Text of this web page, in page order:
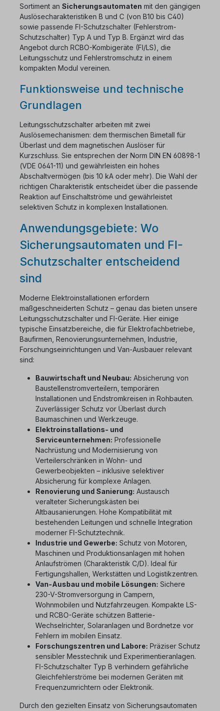
Sortiment an Sicherungsautomaten mit den gängigen
Auslösecharakteristiken B und C (von B10 bis C40)
sowie passende FI-Schutzschalter (Fehlerstrom-
Schutzschalter) Typ A und Typ B. Ergänzt wird das
Angebot durch RCBO-Kombigeräte (FI/LS), die
Leitungsschutz und Fehlerstromschutz in einem
kompakten Modul vereinen.
Funktionsweise und technische
Grundlagen
Leitungsschutzschalter arbeiten mit zwei
Auslösemechanismen: dem thermischen Bimetall für
Überlast und dem magnetischen Auslöser für
Kurzschluss. Sie entsprechen der Norm DIN EN 60898-1
(VDE 0641-11) und gewährleisten ein hohes
Abschaltvermögen (bis 10 kA oder mehr). Die Wahl der
richtigen Charakteristik entscheidet über die passende
Reaktion auf Einschaltströme und gewährleistet
selektiven Schutz in komplexen Installationen.
Anwendungsgebiete: Wo
Sicherungsautomaten und FI-
Schutzschalter entscheidend
sind
Moderne Elektroinstallationen erfordern
maßgeschneiderten Schutz – genau das bieten unsere
Leitungsschutzschalter und FI-Geräte. Hier einige
typische Einsatzbereiche, die für Elektrofachbetriebe,
Baufirmen, Renovierungsunternehmen, Industrie,
Forschungseinrichtungen und Van-Ausbauer relevant
sind:
Bauwirtschaft und Neubau: Absicherung von
Baustellenstromverteilern, temporären
Installationen und Endstromkreisen in Rohbauten.
Zuverlässiger Schutz vor Überlast durch
Baumaschinen und Werkzeuge.
Elektroinstallations- und
Serviceunternehmen: Professionelle
Nachrüstung und Modernisierung von
Verteilerschränken in Wohn- und
Gewerbeobjekten – inklusive selektiver
Absicherung für komplexe Anlagen.
Renovierung und Sanierung: Austausch
veralteter Sicherungskästen bei
Altbausanierungen. Hohe Kompatibilität mit
bestehenden Leitungen und schnelle Integration
moderner FI-Schutztechnik.
Industrie und Gewerbe: Schutz von Motoren,
Maschinen und Produktionsanlagen mit hohen
Anlaufströmen (Charakteristik C/D). Ideal für
Fertigungshallen, Werkstätten und Logistikzentren.
Van-Ausbau und mobile Lösungen: Sichere
230-V-Stromversorgung in Campern,
Wohnmobilen und Nutzfahrzeugen. Kompakte LS-
und RCBO-Geräte schützen Batterie-
Wechselrichter, Solaranlagen und Bordnetze vor
Fehlern im mobilen Einsatz.
Forschungszentren und Labore: Präziser Schutz
sensibler Messtechnik und Experimentieranlagen.
FI-Schutzschalter Typ B verhindern gefährliche
Gleichfehlerströme bei modernen Geräten mit
Frequenzumrichtern oder Elektronik.
Durch den gezielten Einsatz von Sicherungsautomaten